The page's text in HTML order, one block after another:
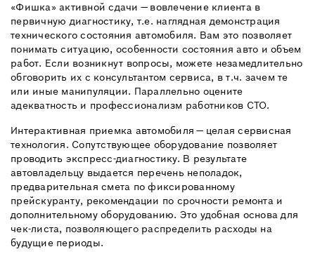
«Фишка» активной сдачи — вовлечение клиента в
первичную диагностику, т.е. наглядная демонстрация
технического состояния автомобиля. Вам это позволяет
понимать ситуацию, особенности состояния авто и объем
работ. Если возникнут вопросы, можете незамедлительно
обговорить их с консультантом сервиса, в т.ч. зачем те
или иные манипуляции. Параллельно оцените
адекватность и профессионализм работников СТО.
Интерактивная приемка автомобиля — целая сервисная
технология. Сопутствующее оборудование позволяет
проводить экспресс-диагностику. В результате
автовладельцу выдается перечень неполадок,
предварительная смета по фиксированному
прейскуранту, рекомендации по срочности ремонта и
дополнительному оборудованию. Это удобная основа для
чек-листа, позволяющего распределить расходы на
будущие периоды.